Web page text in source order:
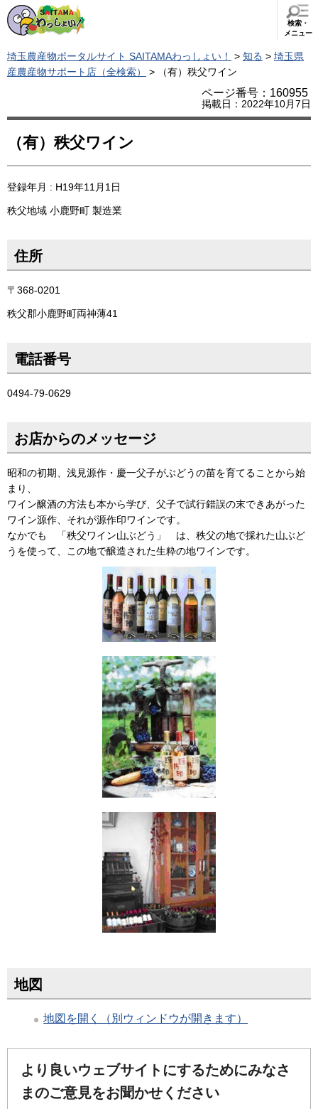
検索・
メニュー
埼玉農産物ポータルサイト SAITAMAわっしょい！ > 知る > 埼玉県
産農産物サポート店（全検索）
> （有）秩父ワイン
ページ番号：160955
掲載日：2022年10月7日
（有）秩父ワイン
登録年月 : H19年11月1日
秩父地域 小鹿野町 製造業
住所
〒368-0201
秩父郡小鹿野町両神薄41
電話番号
0494-79-0629
お店からのメッセージ
昭和の初期、浅見源作・慶一父子がぶどうの苗を育てることから始
まり、
ワイン醸酒の方法も本から学び、父子で試行錯誤の末できあがった
ワイン源作、それが源作印ワインです。
なかでも 「秩父ワイン山ぶどう」 は、秩父の地で採れた山ぶど
うを使って、この地で醸造された生粋の地ワインです。
地図
地図を開く（別ウィンドウが開きます）
より良いウェブサイトにするためにみなさ
まのご意見をお聞かせください